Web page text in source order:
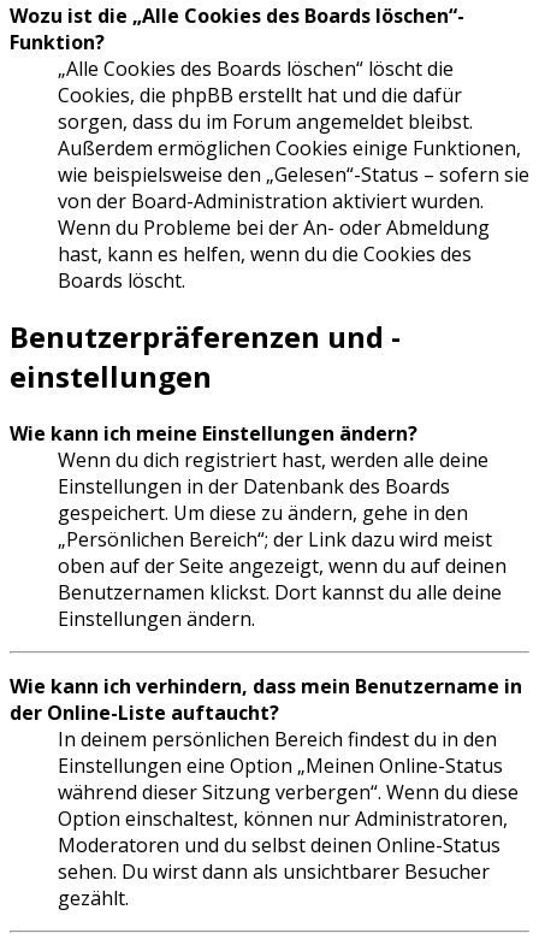
Wozu ist die „Alle Cookies des Boards löschen“-
Funktion?
„Alle Cookies des Boards löschen“ löscht die
Cookies, die phpBB erstellt hat und die dafür
sorgen, dass du im Forum angemeldet bleibst.
Außerdem ermöglichen Cookies einige Funktionen,
wie beispielsweise den „Gelesen“-Status – sofern sie
von der Board-Administration aktiviert wurden.
Wenn du Probleme bei der An- oder Abmeldung
hast, kann es helfen, wenn du die Cookies des
Boards löscht.
Benutzerpräferenzen und -
einstellungen
Wie kann ich meine Einstellungen ändern?
Wenn du dich registriert hast, werden alle deine
Einstellungen in der Datenbank des Boards
gespeichert. Um diese zu ändern, gehe in den
„Persönlichen Bereich“; der Link dazu wird meist
oben auf der Seite angezeigt, wenn du auf deinen
Benutzernamen klickst. Dort kannst du alle deine
Einstellungen ändern.
Wie kann ich verhindern, dass mein Benutzername in
der Online-Liste auftaucht?
In deinem persönlichen Bereich findest du in den
Einstellungen eine Option „Meinen Online-Status
während dieser Sitzung verbergen“. Wenn du diese
Option einschaltest, können nur Administratoren,
Moderatoren und du selbst deinen Online-Status
sehen. Du wirst dann als unsichtbarer Besucher
gezählt.